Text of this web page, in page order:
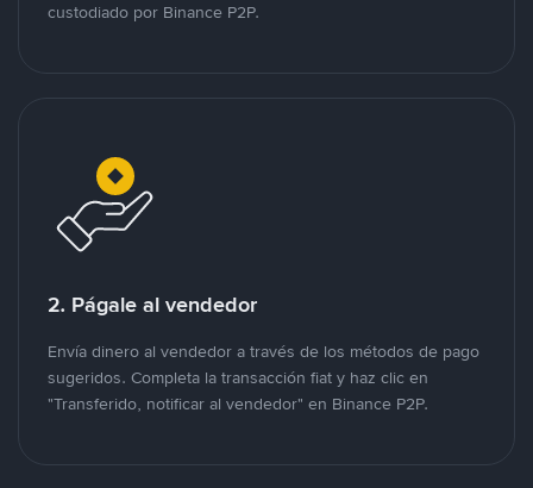
custodiado por Binance P2P.
2. Págale al vendedor
Envía dinero al vendedor a través de los métodos de pago
sugeridos. Completa la transacción fiat y haz clic en
"Transferido, notificar al vendedor" en Binance P2P.